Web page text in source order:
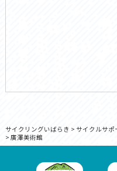
サイクリングいばらき > サイクルサポ
> 廣澤美術館